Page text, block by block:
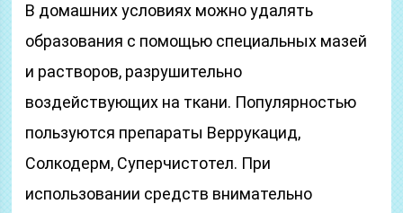
В домашних условиях можно удалять
образования с помощью специальных мазей
и растворов, разрушительно
воздействующих на ткани. Популярностью
пользуются препараты Веррукацид,
Солкодерм, Суперчистотел. При
использовании средств внимательно